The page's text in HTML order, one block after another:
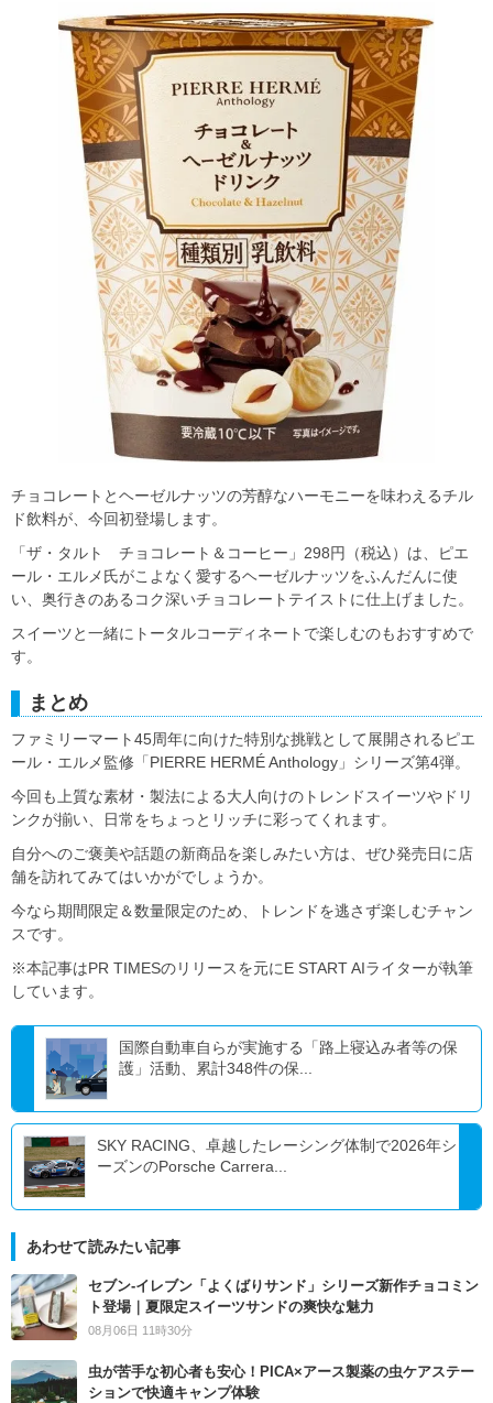
チョコレートとヘーゼルナッツの芳醇なハーモニーを味わえるチル
ド飲料が、今回初登場します。
「ザ・タルト チョコレート＆コーヒー」298円（税込）は、ピエ
ール・エルメ氏がこよなく愛するヘーゼルナッツをふんだんに使
い、奥行きのあるコク深いチョコレートテイストに仕上げました。
スイーツと一緒にトータルコーディネートで楽しむのもおすすめで
す。
まとめ
ファミリーマート45周年に向けた特別な挑戦として展開されるピエ
ール・エルメ監修「PIERRE HERMÉ Anthology」シリーズ第4弾。
今回も上質な素材・製法による大人向けのトレンドスイーツやドリ
ンクが揃い、日常をちょっとリッチに彩ってくれます。
自分へのご褒美や話題の新商品を楽しみたい方は、ぜひ発売日に店
舗を訪れてみてはいかがでしょうか。
今なら期間限定＆数量限定のため、トレンドを逃さず楽しむチャン
スです。
※本記事はPR TIMESのリリースを元にE START AIライターが執筆
しています。
国際自動車自らが実施する「路上寝込み者等の保
護」活動、累計348件の保...
SKY RACING、卓越したレーシング体制で2026年シ
ーズンのPorsche Carrera...
あわせて読みたい記事
セブン‐イレブン「よくばりサンド」シリーズ新作チョコミン
ト登場｜夏限定スイーツサンドの爽快な魅力
08月06日 11時30分
虫が苦手な初心者も安心！PICA×アース製薬の虫ケアステー
ションで快適キャンプ体験